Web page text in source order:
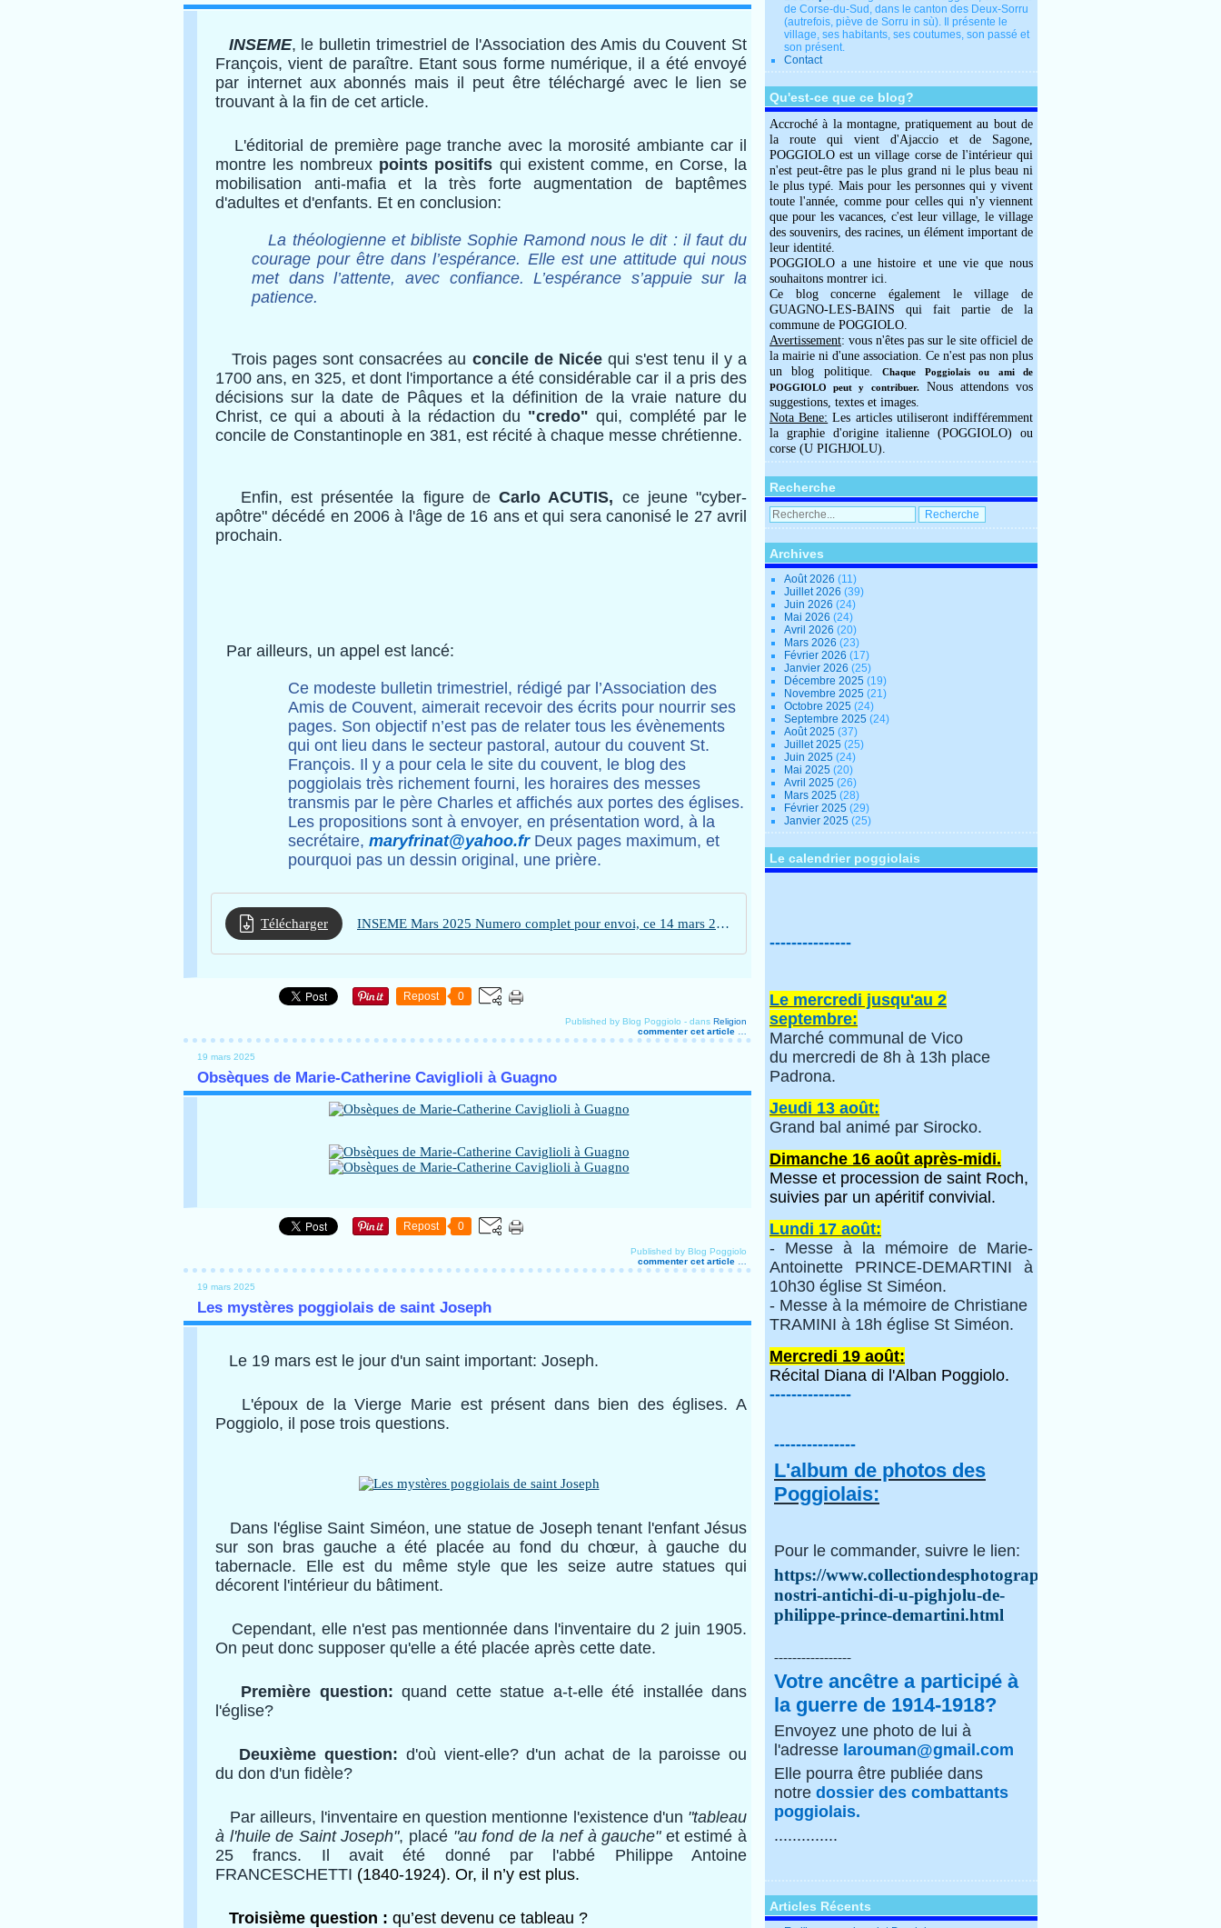
INSEME, le bulletin trimestriel de l'Association des Amis du Couvent St
François, vient de paraître. Etant sous forme numérique, il a été envoyé
par internet aux abonnés mais il peut être téléchargé avec le lien se
trouvant à la fin de cet article.
L'éditorial de première page tranche avec la morosité ambiante car il
montre les nombreux points positifs qui existent comme, en Corse, la
mobilisation anti-mafia et la très forte augmentation de baptêmes
d'adultes et d'enfants. Et en conclusion:
La théologienne et bibliste Sophie Ramond nous le dit : il faut du
courage pour être dans l’espérance. Elle est une attitude qui nous
met dans l’attente, avec confiance. L’espérance s’appuie sur la
patience.
Trois pages sont consacrées au concile de Nicéequi s'est tenu il y a
1700 ans, en 325, et dont l'importance a été considérable car il a pris des
décisions sur la date de Pâques et la définition de la vraie nature du
Christ, ce qui a abouti à la rédaction du "credo" qui, complété par le
concile de Constantinople en 381, est récité à chaque messe chrétienne.
Enfin, est présentée la figure deCarlo ACUTIS, ce jeune "cyber-
apôtre" décédé en 2006 à l'âge de 16 ans et qui sera canonisé le 27 avril
prochain.
Par ailleurs, un appel est lancé:
Ce modeste bulletin trimestriel, rédigé par l’Association des
Amis de Couvent, aimerait recevoir des écrits pour nourrir ses
pages. Son objectif n’est pas de relater tous les évènements
qui ont lieu dans le secteur pastoral, autour du couvent St.
François. Il y a pour cela le site du couvent, le blog des
poggiolais très richement fourni, les horaires des messes
transmis par le père Charles et affichés aux portes des églises.
Les propositions sont à envoyer, en présentation word, à la
secrétaire, maryfrinat@yahoo.fr Deux pages maximum, et
pourquoi pas un dessin original, une prière.
Télécharger INSEME Mars 2025 Numero complet pour envoi, ce 14 mars 2025
Repost 0
Published by Blog Poggiolo - dans Religion
commenter cet article
19 mars 2025
Obsèques de Marie-Catherine Caviglioli à Guagno
Repost 0
Published by Blog Poggiolo
commenter cet article
19 mars 2025
Les mystères poggiolais de saint Joseph
Le 19 mars est le jour d'un saint important: Joseph.
L'époux de la Vierge Marie est présent dans bien des églises. A
Poggiolo, il pose trois questions.
Dans l'église Saint Siméon, une statue de Joseph tenant l'enfant Jésus
sur son bras gauche a été placée au fond du chœur, à gauche du
tabernacle. Elle est du même style que les seize autre statues qui
décorent l'intérieur du bâtiment.
Cependant, elle n'est pas mentionnée dans l'inventaire du 2 juin 1905.
On peut donc supposer qu'elle a été placée après cette date.
Première question: quand cette statue a-t-elle été installée dans
l'église?
Deuxième question: d'où vient-elle? d'un achat de la paroisse ou
du don d'un fidèle?
Par ailleurs, l'inventaire en question mentionne l'existence d'un "tableau
à l'huile de Saint Joseph", placé "au fond de la nef à gauche" et estimé à
25 francs. Il avait été donné par l'abbé Philippe Antoine
FRANCESCHETTI (1840-1924). Or, il n’y est plus.
Troisième question : qu’est devenu ce tableau ?
de Corse-du-Sud, dans le canton des Deux-Sorru
(autrefois, piève de Sorru in sù). Il présente le
village, ses habitants, ses coutumes, son passé et
son présent.
Contact
Qu'est-ce que ce blog?
Accroché à la montagne, pratiquement au bout de
la route qui vient d'Ajaccio et de Sagone,
POGGIOLO est un village corse de l'intérieur qui
n'est peut-être pas le plus grand ni le plus beau ni
le plus typé. Mais pour les personnes qui y vivent
toute l'année, comme pour celles qui n'y viennent
que pour les vacances, c'est leur village, le village
des souvenirs, des racines, un élément important de
leur identité.
POGGIOLO a une histoire et une vie que nous
souhaitons montrer ici.
Ce blog concerne également le village de
GUAGNO-LES-BAINS qui fait partie de la
commune de POGGIOLO.
Avertissement: vous n'êtes pas sur le site officiel de
la mairie ni d'une association. Ce n'est pas non plus
un blog politique.Chaque Poggiolais ou ami de
POGGIOLO peut y contribuer.Nous attendons vos
suggestions, textes et images.
Nota Bene: Les articles utiliseront indifféremment
la graphie d'origine italienne (POGGIOLO) ou
corse (U PIGHJOLU).
Recherche
Archives
Août 2026 (11)
Juillet 2026 (39)
Juin 2026 (24)
Mai 2026 (24)
Avril 2026 (20)
Mars 2026 (23)
Février 2026 (17)
Janvier 2026 (25)
Décembre 2025 (19)
Novembre 2025 (21)
Octobre 2025 (24)
Septembre 2025 (24)
Août 2025 (37)
Juillet 2025 (25)
Juin 2025 (24)
Mai 2025 (20)
Avril 2025 (26)
Mars 2025 (28)
Février 2025 (29)
Janvier 2025 (25)
Le calendrier poggiolais
---------------
Le mercredi jusqu'au 2
septembre:
Marché communal de Vico
du mercredi de 8h à 13h place
Padrona.
Jeudi 13 août:
Grand bal animé par Sirocko.
Dimanche 16 août après-midi.
Messe et procession de saint Roch,
suivies par un apéritif convivial.
Lundi 17 août:
- Messe à la mémoire de Marie-
Antoinette PRINCE-DEMARTINI à
10h30 église St Siméon.
- Messe à la mémoire de Christiane
TRAMINI à 18h église St Siméon.
Mercredi 19 août:
Récital Diana di l'Alban Poggiolo.
---------------
---------------
L'album de photos des
Poggiolais:
Pour le commander, suivre le lien:
https://www.collectiondesphotographes.com/i-
nostri-antichi-di-u-pighjolu-de-
philippe-prince-demartini.html
-----------------
Votre ancêtre a participé à
la guerre de 1914-1918?
Envoyez une photo de lui à
l'adresse larouman@gmail.com
Elle pourra être publiée dans
notre dossier des combattants
poggiolais.
..............
Articles Récents